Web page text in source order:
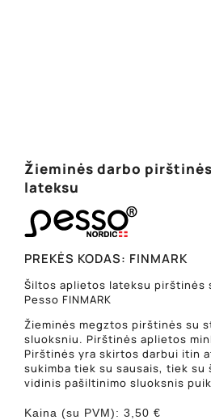
Žieminės darbo
lateksu
PREKĖS KODAS: FINMARK
Šiltos aplietos lateksu pirštinės
Pesso FINMARK
Žieminės megztos pirštinės su
sluoksniu. Pirštinės aplietos
Pirštinės yra skirtos darbui itin
sukimba tiek su sausais, tiek su
vidinis pašiltinimo sluoksnis
Kaina (su PVM): 3,50 €